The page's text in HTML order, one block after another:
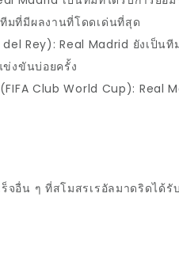
มที่มีผลงานที่โดดเด่นที่สุด
Rey): Real Madrid ยังเป็น
งขันบ่อยครั้ง
FIFA Club World Cup): Real
จอื่น ๆ ที่สโมสรเรอัลมาดริดได้